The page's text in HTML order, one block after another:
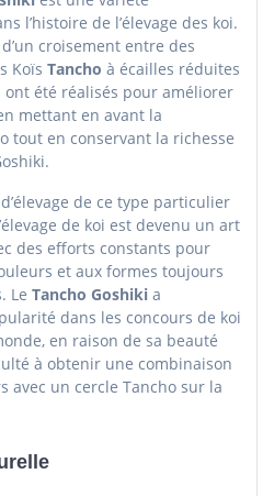
l’histoire de l’élevage des koi.
croisement entre des
Koïs Tancho à écailles réduites
ont été réalisés pour améliorer
mettant en avant la
tout en conservant la richesse
de ce type particulier
de koi est devenu un art
des efforts constants pour
et aux formes toujours
Le Tancho Goshiki a
dans les concours de koi
en raison de sa beauté
à obtenir une combinaison
avec un cercle Tancho sur la